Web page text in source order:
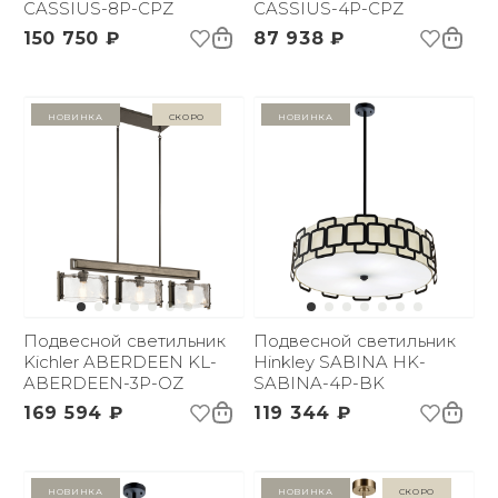
CASSIUS-8P-CPZ
150 750 ₽
CASSIUS-4P-CPZ
87 938 ₽
Новинка Скоро
Подвесной светильник
Kichler ABERDEEN KL-
ABERDEEN-3P-OZ
169 594 ₽
Новинка
Подвесной светильник
Hinkley SABINA HK-
SABINA-4P-BK
119 344 ₽
Новинка Новинка Скоро